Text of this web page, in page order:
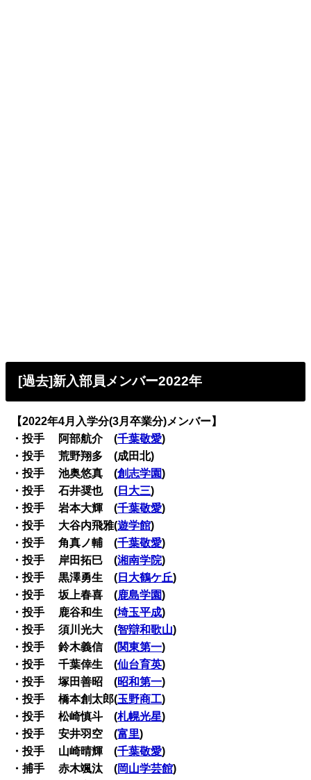
[過去]新入部員メンバー2022年
【2022年4月入学分(3月卒業分)メンバー】
・投手 阿部航介 (千葉敬愛)
・投手 荒野翔多 (成田北)
・投手 池奥悠真 (創志学園)
・投手 石井奨也 ( 日大三)
・投手 岩本大輝 (千葉敬愛)
・投手 大谷内飛雅(遊学館)
・投手 角真ノ輔 (千葉敬愛)
・投手 岸田拓巳 (湘南学院)
・投手 黒澤勇生 ( 日大鶴ケ丘)
・投手 坂上春喜 (鹿島学園)
・投手 鹿谷和生 (埼玉平成)
・投手 須川光大 (智辯和歌山)
・投手 鈴木義信 (関東第一)
・投手 千葉倖生 (仙台育英)
・投手 塚田善昭 (昭和第一)
・投手 橋本創太郎(玉野商工)
・投手 松崎慎斗 (札幌光星)
・投手 安井羽空 (富里)
・投手 山崎晴輝 (千葉敬愛)
・捕手 赤木颯汰 (岡山学芸館)